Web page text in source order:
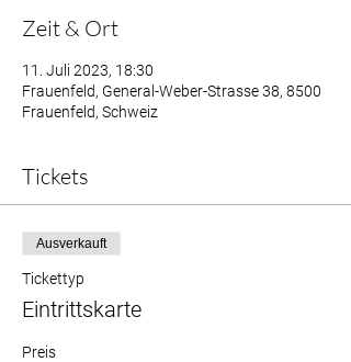
Zeit & Ort
11. Juli 2023, 18:30
Frauenfeld, General-Weber-Strasse 38, 8500
Frauenfeld, Schweiz
Tickets
Ausverkauft
Tickettyp
Eintrittskarte
Preis